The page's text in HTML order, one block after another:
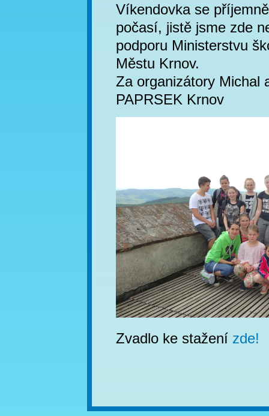
Víkendovka se
počasí, jistě jsme zde
podporu Ministerstvu
Městu Krnov.
Za organizátory Michal
PAPRSEK Krnov
Zvadlo ke stažení zde!